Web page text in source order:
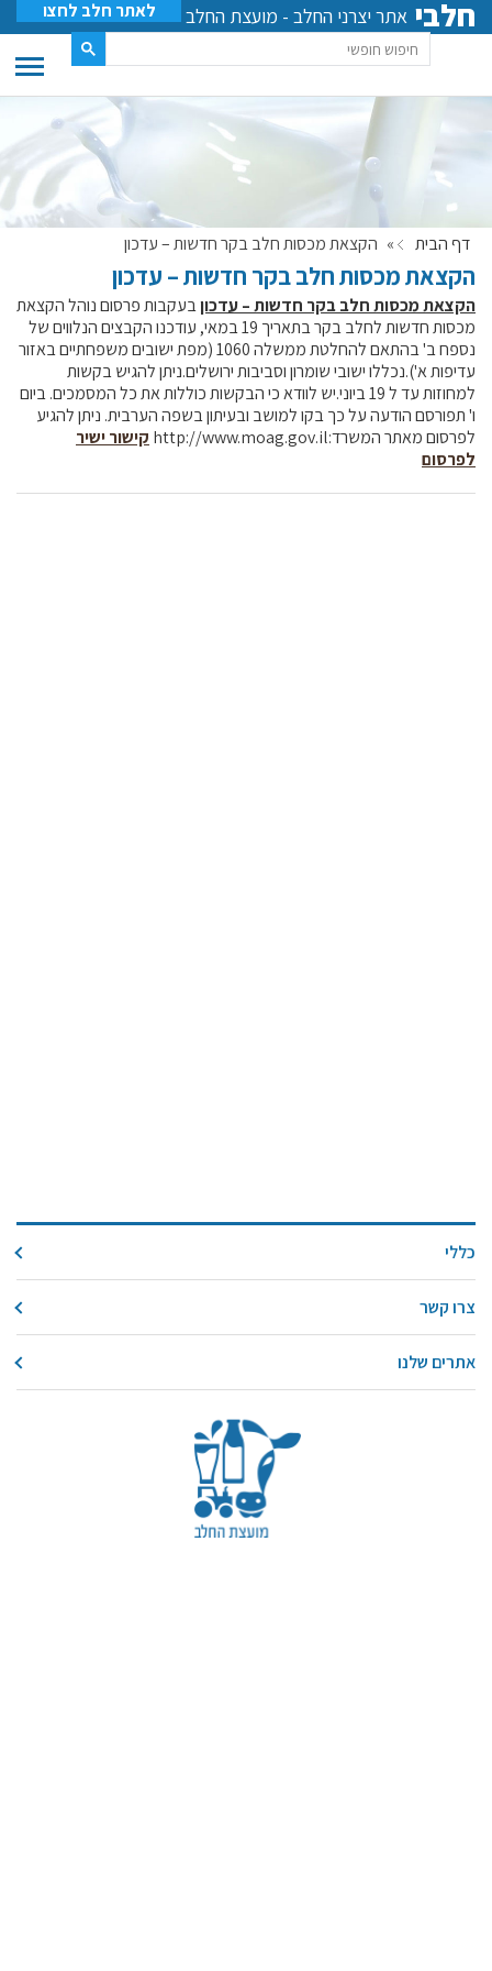
חלבי אתר יצרני החלב - מועצת החלב לאתר חלב לחצו
דף הבית » הקצאת מכסות חלב בקר חדשות – עדכון
הקצאת מכסות חלב בקר חדשות – עדכון
הקצאת מכסות חלב בקר חדשות – עדכוןבעקבות פרסום נוהל הקצאת
מכסות חדשות לחלב בקר בתאריך 19 במאי, עודכנו הקבצים הנלווים של
נספח ב' בהתאם להחלטת ממשלה 1060 (מפת ישובים משפחתיים באזור
עדיפות א').נכללו ישובי שומרון וסביבות ירושלים.ניתן להגיש בקשות
למחוזות עד ל 19 ביוני.יש לוודא כי הבקשות כוללות את כל המסמכים. ביום
ו' תפורסם הודעה על כך בקו למושב ובעיתון בשפה הערבית. ניתן להגיע
לפרסום מאתר המשרד:http://www.moag.gov.il
קישור ישיר
לפרסום
כללי
צרו קשר
אתרים שלנו